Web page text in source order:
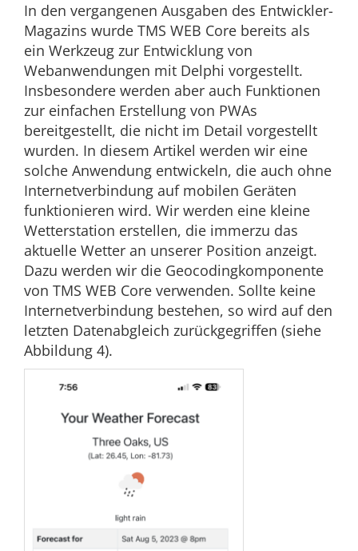
In den vergangenen Ausgaben des Entwickler-
Magazins wurde TMS WEB Core bereits als
ein Werkzeug zur Entwicklung von
Webanwendungen mit Delphi vorgestellt.
Insbesondere werden aber auch Funktionen
zur einfachen Erstellung von PWAs
bereitgestellt, die nicht im Detail vorgestellt
wurden. In diesem Artikel werden wir eine
solche Anwendung entwickeln, die auch ohne
Internetverbindung auf mobilen Geräten
funktionieren wird. Wir werden eine kleine
Wetterstation erstellen, die immerzu das
aktuelle Wetter an unserer Position anzeigt.
Dazu werden wir die Geocodingkomponente
von TMS WEB Core verwenden. Sollte keine
Internetverbindung bestehen, so wird auf den
letzten Datenabgleich zurückgegriffen (siehe
Abbildung 4).